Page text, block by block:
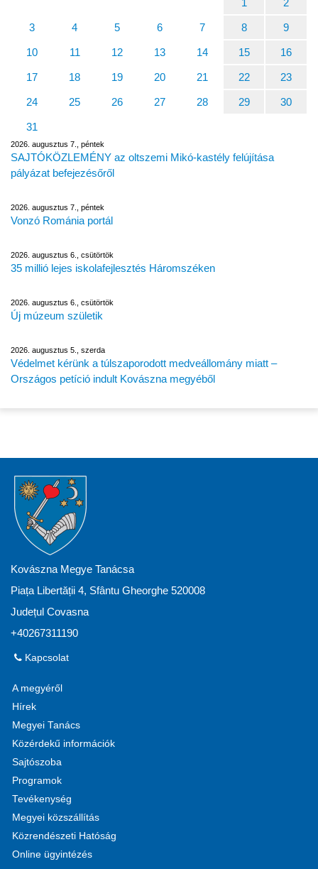
1
2
3 4 5 6 7 8 9
10 11 12 13 14 15 16
17 18 19 20 21 22 23
24 25 26 27 28 29 30
31
2026. augusztus 7., péntek
SAJTÓKÖZLEMÉNY az oltszemi Mikó-kastély felújítása
pályázat befejezésőről
2026. augusztus 7., péntek
Vonzó Románia portál
2026. augusztus 6., csütörtök
35 millió lejes iskolafejlesztés Háromszéken
2026. augusztus 6., csütörtök
Új múzeum születik
2026. augusztus 5., szerda
Védelmet kérünk a túlszaporodott medveállomány miatt –
Országos petíció indult Kovászna megyéből
Kovászna Megye Tanácsa
Piața Libertății 4, Sfântu Gheorghe 520008
Județul Covasna
+40267311190
Kapcsolat
A megyéről
Hírek
Megyei Tanács
Közérdekű információk
Sajtószoba
Programok
Tevékenység
Megyei közszállítás
Közrendészeti Hatóság
Online ügyintézés